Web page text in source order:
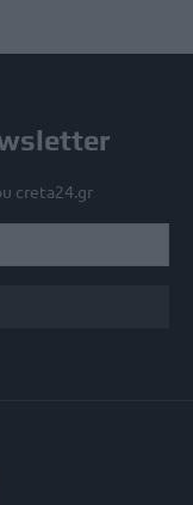
creta24.gr